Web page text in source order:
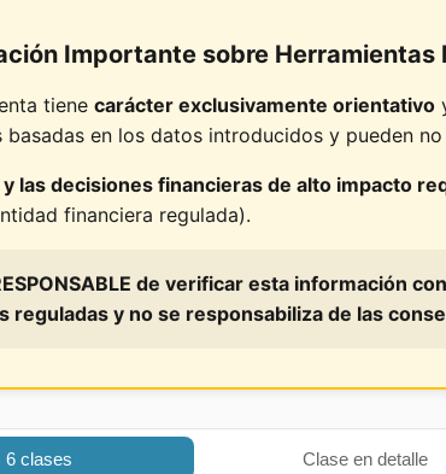
Importante sobre Herramientas
tiene carácter exclusivamente orientativo
basadas en los datos introducidos y pueden
y las decisiones financieras de alto impacto
financiera regulada).
de verificar esta información
reguladas y no se responsabiliza de las
6 clases Clase en detalle